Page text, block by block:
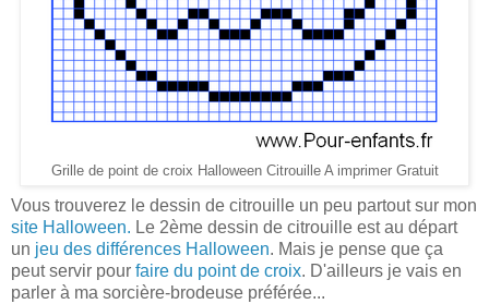
Grille de point de croix Halloween Citrouille A imprimer Gratuit
Vous trouverez le dessin de citrouille un peu partout sur mon
site Halloween . Le 2ème dessin de citrouille est au départ
un jeu des différences Halloween. Mais je pense que ça
peut servir pour faire du point de croix. D'ailleurs je vais en
parler à ma sorcière-brodeuse préférée...